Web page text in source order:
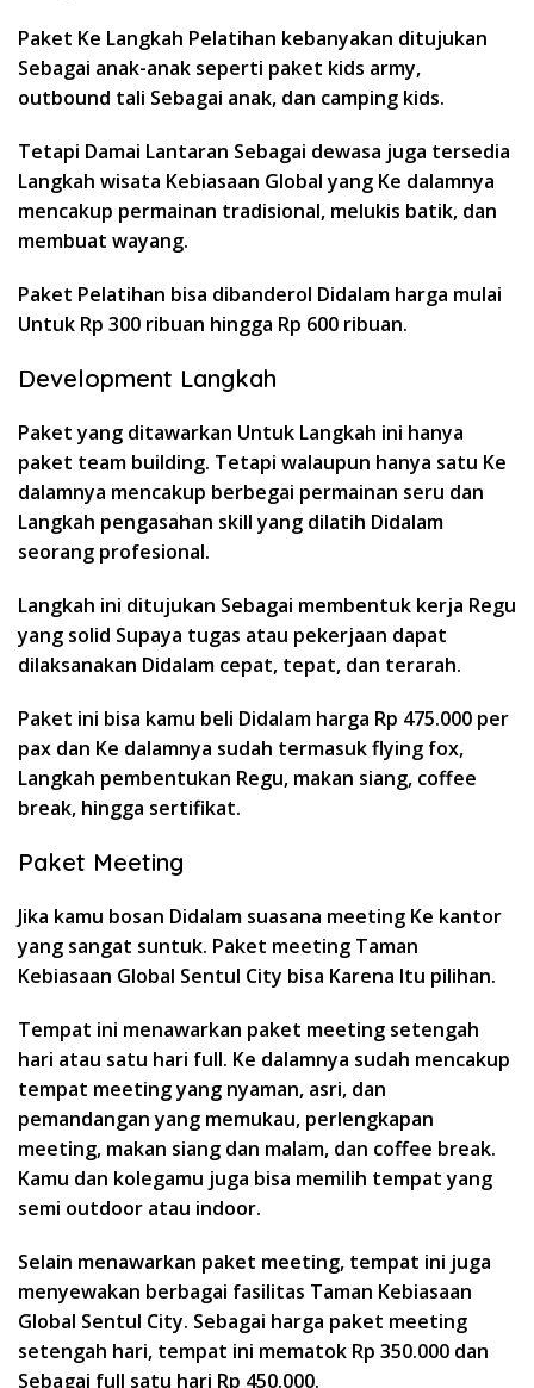
Paket Ke Langkah Pelatihan kebanyakan ditujukan
Sebagai anak-anak seperti paket kids army,
outbound tali Sebagai anak, dan camping kids.
Tetapi Damai Lantaran Sebagai dewasa juga tersedia
Langkah wisata Kebiasaan Global yang Ke dalamnya
mencakup permainan tradisional, melukis batik, dan
membuat wayang.
Paket Pelatihan bisa dibanderol Didalam harga mulai
Untuk Rp 300 ribuan hingga Rp 600 ribuan.
Development Langkah
Paket yang ditawarkan Untuk Langkah ini hanya
paket team building. Tetapi walaupun hanya satu Ke
dalamnya mencakup berbegai permainan seru dan
Langkah pengasahan skill yang dilatih Didalam
seorang profesional.
Langkah ini ditujukan Sebagai membentuk kerja Regu
yang solid Supaya tugas atau pekerjaan dapat
dilaksanakan Didalam cepat, tepat, dan terarah.
Paket ini bisa kamu beli Didalam harga Rp 475.000 per
pax dan Ke dalamnya sudah termasuk flying fox,
Langkah pembentukan Regu, makan siang, coffee
break, hingga sertifikat.
Paket Meeting
Jika kamu bosan Didalam suasana meeting Ke kantor
yang sangat suntuk. Paket meeting Taman
Kebiasaan Global Sentul City bisa Karena Itu pilihan.
Tempat ini menawarkan paket meeting setengah
hari atau satu hari full. Ke dalamnya sudah mencakup
tempat meeting yang nyaman, asri, dan
pemandangan yang memukau, perlengkapan
meeting, makan siang dan malam, dan coffee break.
Kamu dan kolegamu juga bisa memilih tempat yang
semi outdoor atau indoor.
Selain menawarkan paket meeting, tempat ini juga
menyewakan berbagai fasilitas Taman Kebiasaan
Global Sentul City. Sebagai harga paket meeting
setengah hari, tempat ini mematok Rp 350.000 dan
Sebagai full satu hari Rp 450.000.